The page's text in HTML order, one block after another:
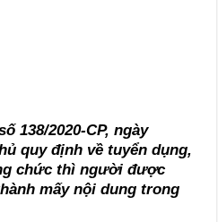
138/2020-CP, ngày
quy định về tuyển dụng,
chức thì người được
mấy nội dung trong